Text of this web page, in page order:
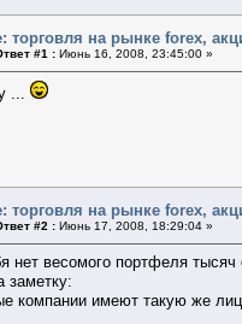
торговля на рынке foreх,
#1 : Июнь 16, 2008, 23:45:00 »
...
торговля на рынке foreх,
#2 : Июнь 17, 2008, 18:29:04 »
нет весомого портфеля
заметку:
компании имеют такую же